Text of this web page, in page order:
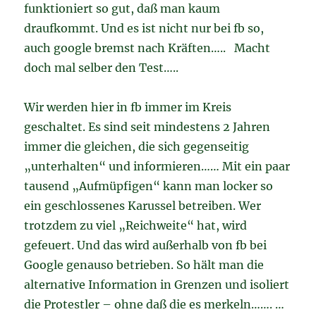
funktioniert so gut, daß man kaum
draufkommt. Und es ist nicht nur bei fb so,
auch google bremst nach Kräften….. Macht
doch mal selber den Test…..
Wir werden hier in fb immer im Kreis
geschaltet. Es sind seit mindestens 2 Jahren
immer die gleichen, die sich gegenseitig
„unterhalten“ und informieren…… Mit ein paar
tausend „Aufmüpfigen“ kann man locker so
ein geschlossenes Karussel betreiben. Wer
trotzdem zu viel „Reichweite“ hat, wird
gefeuert. Und das wird außerhalb von fb bei
Google genauso betrieben. So hält man die
alternative Information in Grenzen und isoliert
die Protestler – ohne daß die es merkeln……. …